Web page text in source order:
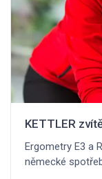
KETTLER
Ergometry E3 a
německé